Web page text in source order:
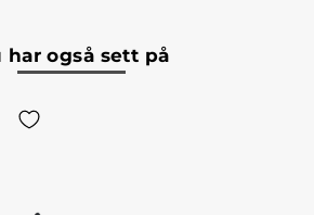
har også sett på